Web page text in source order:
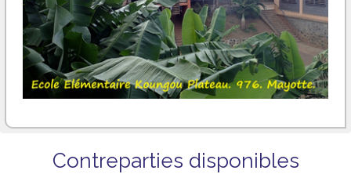
Contreparties disponibles